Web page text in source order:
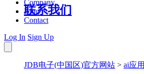
联系我们
Company
Blog
Contact
Log In Sign Up
JDB电子(中国区)官方网站 > ai应用